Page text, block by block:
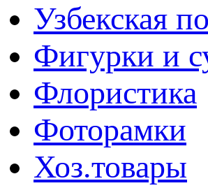
Узбекская
Фигурки и
Флористика
Фоторамки
Хоз.товары